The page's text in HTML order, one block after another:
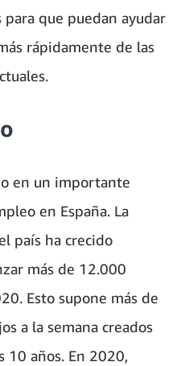
que puedan ayudar
rápidamente de las
en un importante
en España. La
país ha crecido
más de 12.000
Esto supone más de
a la semana creados
10 años. En 2020,